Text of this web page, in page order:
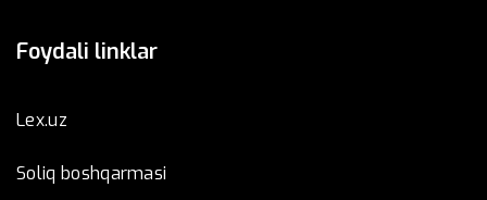
Foydali linklar
Lex.uz
Soliq boshqarmasi